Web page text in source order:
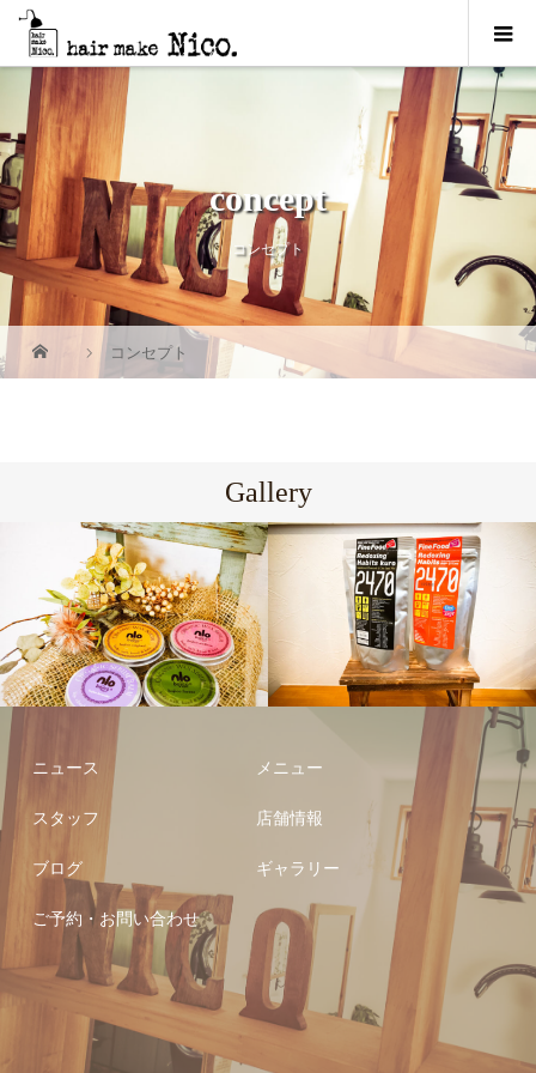
concept
コンセプト
コンセプト
Gallery
ニュース メニュー
スタッフ 店舗情報
ブログ ギャラリー
ご予約・お問い合わせ